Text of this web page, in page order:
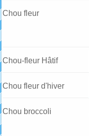
Chou fleur
Chou-fleur Hâtif
Chou fleur d'hiver
Chou broccoli